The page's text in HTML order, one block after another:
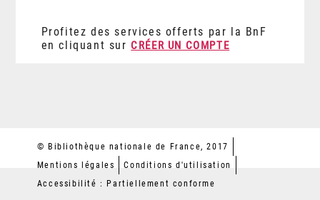
Profitez des services offerts par la BnF
en cliquant sur CRÉER UN COMPTE
© Bibliothèque nationale de France, 2017
Mentions légales
Conditions d'utilisation
Accessibilité : Partiellement conforme